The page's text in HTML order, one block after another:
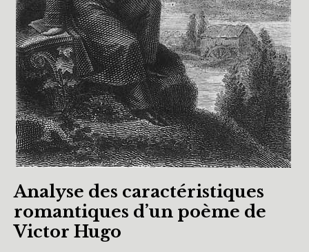
Analyse des caractéristiques
romantiques d’un poème de
Victor Hugo